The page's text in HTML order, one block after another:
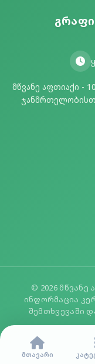
მწვანე აფთიაქი -
© 2026
ინფორმაცია
შემთხვევაში
მთავარი